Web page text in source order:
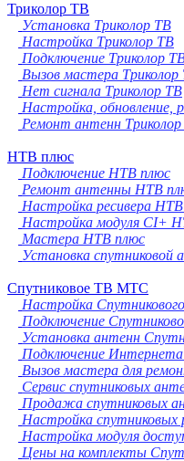
Триколор ТВ
Установка Триколор ТВ
Настройка Триколор ТВ
Подключение Триколор
Вызов мастера Триколор
Нет сигнала Триколор ТВ
Настройка, обновление,
Ремонт антенн
НТВ плюс
Подключение НТВ плюс
Ремонт антенны НТВ
Настройка ресивера
Настройка модуля CI+
Мастера НТВ плюс
Установка
Спутниковое ТВ МТС
Настройка
Подключение
Установка антенн
Подключение
Вызов мастера для
Сервис спутниковых
Продажа спутниковых
Настройка спутниковых
Настройка модуля
Цены на комплекты